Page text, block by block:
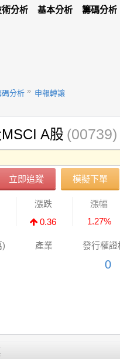
術分析 基本分析 籌碼分析
碼分析 申報轉讓
A股 (00739)
立即追蹤 模擬下單
漲跌
0.36
漲幅
1.27%
)
產業 發行權證
0